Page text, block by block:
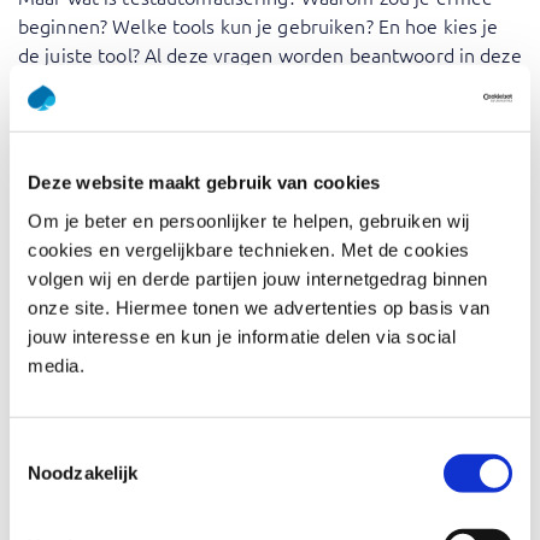
Deze website maakt gebruik van cookies
Om je beter en persoonlijker te helpen, gebruiken wij
cookies en vergelijkbare technieken. Met de cookies
volgen wij en derde partijen jouw internetgedrag binnen
onze site. Hiermee tonen we advertenties op basis van
jouw interesse en kun je informatie delen via social
media.
Noodzakelijk
beginnen? Welke tools kun je gebruiken? En hoe kies je
de juiste tool? Al deze vragen worden beantwoord in deze
training. In Test Automation Fundamentals krijg je een
overzicht van de belangrijkste ontwikkelingen op dit
gebied. Daarnaast krijg je een overzicht van de
belangrijkste categorieën van tools en waarom je een
bepaalde tool zou moeten kiezen. Je krijgt ook inzicht in
de voor- en nadelen van testautomatisering.
Training in Test Automation Fundamentals biedt je
praktische tools en inzichten om testautomatisering
succesvol te implementeren. De expertise van onze
trainers transformeert theoretische concepten in
stelt je in staat om je testprocessen te stroomlijnen,
waardoor de efficiëntie en impact van je projecten en
organisatie aanzienlijk worden verbeterd.